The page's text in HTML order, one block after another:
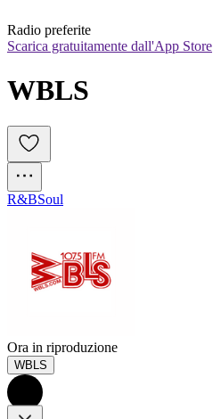
Radio preferite
Scarica gratuitamente dall'App Store
WBLS
R&BSoul
Ora in riproduzione
WBLS